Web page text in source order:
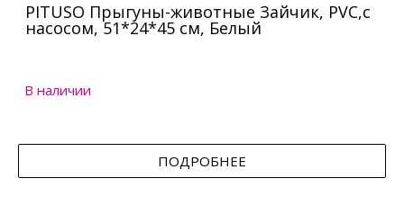
PITUSO Прыгуны-животные Зайчик, PVC,с
насосом, 51*24*45 см, Белый
В наличии
ПОДРОБНЕЕ